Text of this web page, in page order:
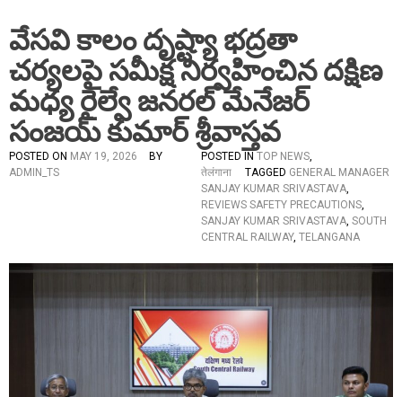
వేసవి కాలం దృష్ట్యా భద్రతా
చర్యలపై సమీక్ష నిర్వహించిన దక్షిణ
మధ్య రైల్వే జనరల్ మేనేజర్
సంజయ్ కుమార్ శ్రీవాస్తవ
POSTED ON MAY 19, 2026
BY
ADMIN_TS
POSTED IN TOP NEWS,
तेलंगाना
TAGGED GENERAL MANAGER
SANJAY KUMAR SRIVASTAVA,
REVIEWS SAFETY PRECAUTIONS,
SANJAY KUMAR SRIVASTAVA, SOUTH
CENTRAL RAILWAY, TELANGANA